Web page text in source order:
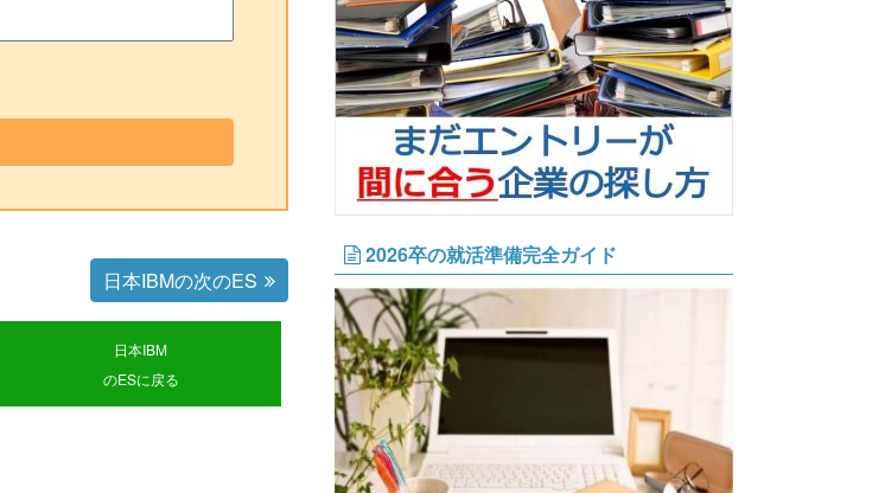
日本IBMの次のES
日本IBM
のESに戻る
2026卒の就活準備完全ガイド